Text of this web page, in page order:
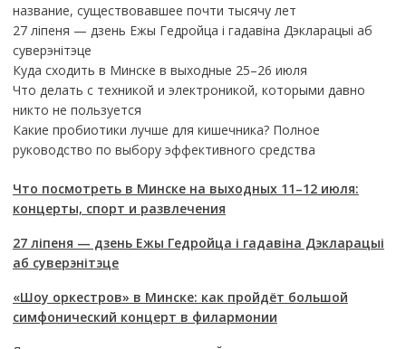
название, существовавшее почти тысячу лет
27 ліпеня — дзень Ежы Гедройца і гадавіна Дэкларацыі аб
суверэнітэце
Куда сходить в Минске в выходные 25–26 июля
Что делать с техникой и электроникой, которыми давно
никто не пользуется
Какие пробиотики лучше для кишечника? Полное
руководство по выбору эффективного средства
Что посмотреть в Минске на выходных 11–12 июля:
концерты, спорт и развлечения
27 ліпеня — дзень Ежы Гедройца і гадавіна Дэкларацыі
аб суверэнітэце
«Шоу оркестров» в Минске: как пройдёт большой
симфонический концерт в филармонии